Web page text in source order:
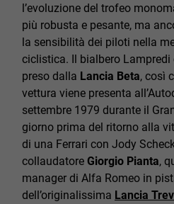
l’evoluzione del trofeo
più robusta e pesante, ma
la sensibilità dei piloti nella
ciclistica. Il bialbero Lampredi
preso dalla Lancia Beta, così
vettura viene presenta
settembre 1979 durante il
giorno prima del ritorno alla
di una Ferrari con Jody
collaudatore Giorgio Pianta,
manager di Alfa Romeo in
dell’originalissima Lancia